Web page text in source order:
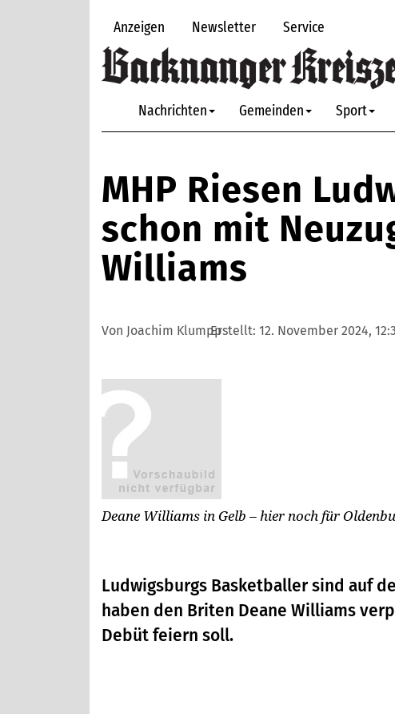
Anzeigen Newsletter Service
Nachrichten Gemeinden Sport
MHP Riesen
schon mit
Williams
Von Joachim KlumppErstellt: 12. November 2024,
Deane Williams in Gelb – hier noch für
Ludwigsburgs Basketballer sind auf
haben den Briten Deane Williams
Debüt feiern soll.